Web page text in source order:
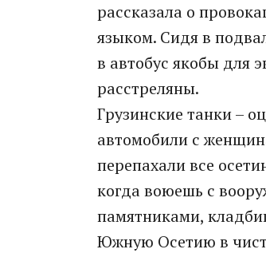
рассказала о
языком. Сидя в
в автобус якобы для
расстреляны.
Грузинские танки –
автомобили с
перепахали все
когда воюешь с
памятниками,
Южную Осетию в